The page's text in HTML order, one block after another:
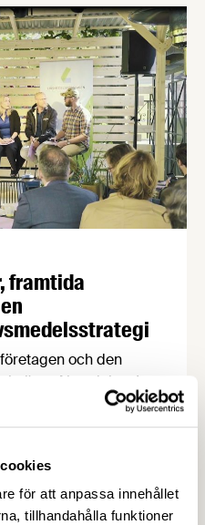
för att anpassa innehållet
tillhandahålla funktioner
och
filmer med
samtalen.
framtida
och den
över Almedalen. I en
anordnade vi tre
om angelägna frågor.
Ardalan Shekarabi,
experter,